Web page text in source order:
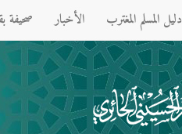
دليل المسلم المغترب الأخبار صحيفة